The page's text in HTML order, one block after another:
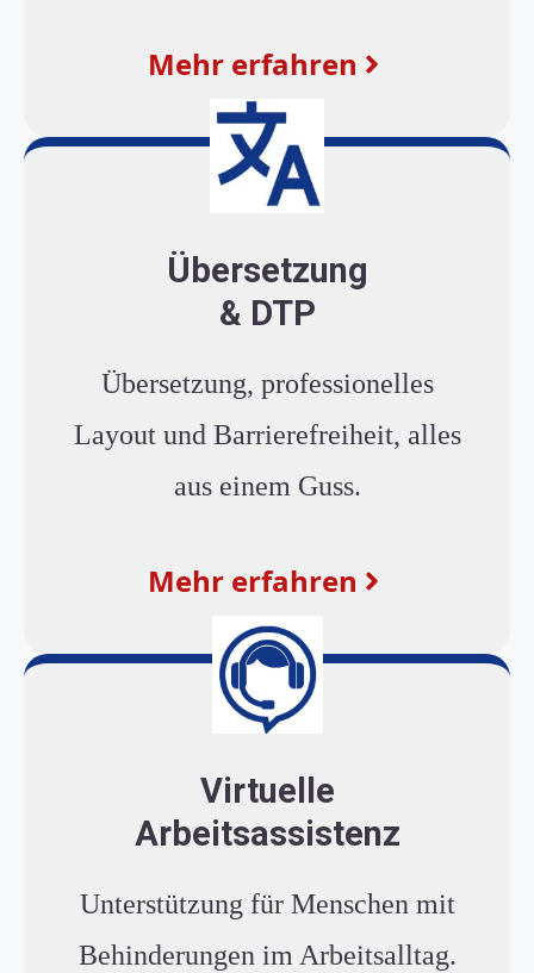
Mehr erfahren
Übersetzung
& DTP
Übersetzung, professionelles
Layout und Barrierefreiheit, alles
aus einem Guss.
Mehr erfahren
Virtuelle
Arbeitsassistenz
Unterstützung für Menschen mit
Behinderungen im Arbeitsalltag.